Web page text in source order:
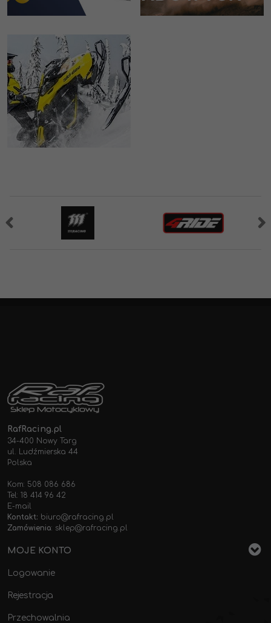
RafRacing.pl
34-400 Nowy Targ
ul. Ludźmierska 44
Polska
Kom: 508 086 686
Tel: 18 414 96 42
E-mail
Kontakt: biuro@rafracing.pl
Zamówienia: sklep@rafracing.pl
MOJE KONTO
Logowanie
Rejestracja
Przechowalnia